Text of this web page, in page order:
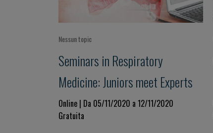
Nessun topic
Seminars in Respiratory
Medicine: Juniors meet Experts
Online | Da 05/11/2020 a 12/11/2020
Gratuita